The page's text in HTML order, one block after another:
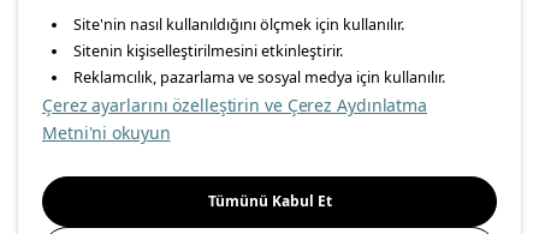
linkedin
Enerji Politikası Bilgi Güvenliği Politikası
Gıda Güvenliği Politikası
Önemli Bilgilendirme İnternet Sitesi Gizlilik Politikası
İnternetten vereceğiniz siparişlerinizde size özel hizmet ve
içerikleri görebilmek için lütfen konumuzu seçin.
İl seçiniz
Seçiniz
Site'nin nasıl kullanıldığını ölçmek için kullanılır.
Sitenin kişiselleştirilmesini etkinleştirir.
Reklamcılık, pazarlama ve sosyal medya için kullanılır.
Çerez ayarlarını özelleştirin ve Çerez Aydınlatma
Metni'ni okuyun
Tümünü Kabul Et